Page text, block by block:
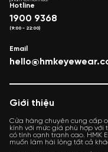
Hotline
1900 9368
(9:00 - 22:00)
Email
Giới thiệu
Cửa hàng chuyên cung cấp
kính với mức giá phù hợp với
có tính cạnh tranh cao. HMK
muốn làm hài lòng tất cả